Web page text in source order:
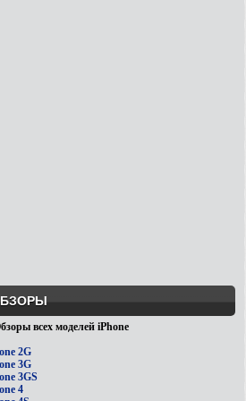
всех моделей iPhone
2G
3G
3GS
4